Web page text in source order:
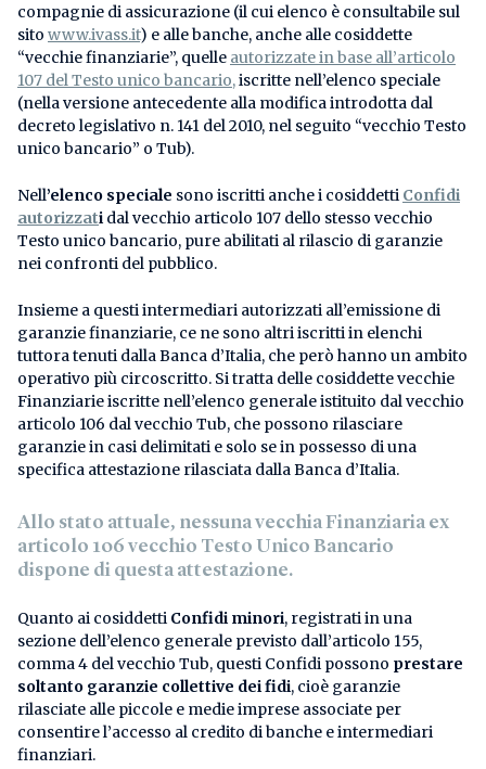
compagnie di assicurazione (il cui elenco è consultabile sul
sito www.ivass.it) e alle banche, anche alle cosiddette
“vecchie finanziarie”, quelle autorizzate in base all’articolo
107 del Testo unico bancario,iscritte nell’elenco speciale
(nella versione antecedente alla modifica introdotta dal
decreto legislativo n. 141 del 2010, nel seguito “vecchio Testo
unico bancario” o Tub).
Nell’elenco speciale sono iscritti anche i cosiddetti Confidi
autorizzati dal vecchio articolo 107 dello stesso vecchio
Testo unico bancario, pure abilitati al rilascio di garanzie
nei confronti del pubblico.
Insieme a questi intermediari autorizzati all’emissione di
garanzie finanziarie, ce ne sono altri iscritti in elenchi
tuttora tenuti dalla Banca d’Italia, che però hanno un ambito
operativo più circoscritto. Si tratta delle cosiddette vecchie
Finanziarie iscritte nell’elenco generale istituito dal vecchio
articolo 106 dal vecchio Tub, che possono rilasciare
garanzie in casi delimitati e solo se in possesso di una
specifica attestazione rilasciata dalla Banca d’Italia.
Allo stato attuale, nessuna vecchia Finanziaria ex
articolo 106 vecchio Testo Unico Bancario
dispone di questa attestazione.
Quanto ai cosiddetti Confidi minori, registrati in una
sezione dell’elenco generale previsto dall’articolo 155,
comma 4 del vecchio Tub, questi Confidi possono prestare
soltanto garanzie collettive dei fidi, cioè garanzie
rilasciate alle piccole e medie imprese associate per
consentire l’accesso al credito di banche e intermediari
finanziari.